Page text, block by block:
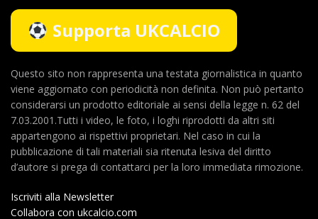
Supporta UKCALCIO
Questo sito non rappresenta una testata giornalistica in quanto
viene aggiornato con periodicità non definita. Non può pertanto
considerarsi un prodotto editoriale ai sensi della legge n. 62 del
7.03.2001.Tutti i video, le foto, i loghi riprodotti da altri siti
appartengono ai rispettivi proprietari. Nel caso in cui la
pubblicazione di tali materiali sia ritenuta lesiva del diritto
d’autore si prega di contattarci per la loro immediata rimozione.
Iscriviti alla Newsletter
Collabora con ukcalcio.com